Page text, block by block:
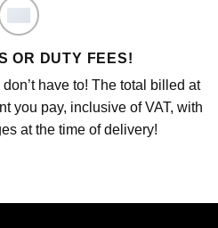
OR DUTY FEES!
have to! The total billed at
you pay, inclusive of VAT, with
at the time of delivery!